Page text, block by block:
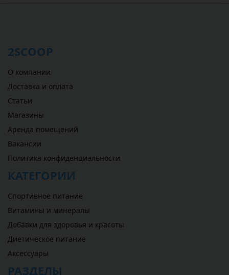
2SCOOP
О компании
Доставка и оплата
Статьи
Магазины
Аренда помещений
Вакансии
Политика конфиденциальности
КАТЕГОРИИ
Спортивное питание
Витамины и минералы
Добавки для здоровья и красоты
Диетическое питание
Аксессуары
РАЗДЕЛЫ